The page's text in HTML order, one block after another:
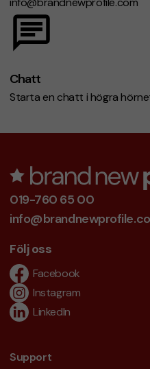
Chatt
Starta en chatt i högra
019-760 65 00
Följ oss
Facebook
Instagram
LinkedIn
Support